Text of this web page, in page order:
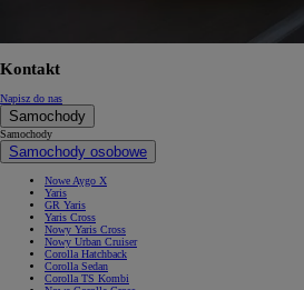
Kontakt
Napisz do nas
Samochody
Samochody
Samochody osobowe
Nowe Aygo X
Yaris
GR Yaris
Yaris Cross
Nowy Yaris Cross
Nowy Urban Cruiser
Corolla Hatchback
Corolla Sedan
Corolla TS Kombi